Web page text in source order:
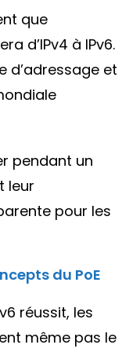
que
d’IPv4 à IPv6.
d’adressage et
pendant un
leur
pour les
du PoE
réussit, les
même pas le